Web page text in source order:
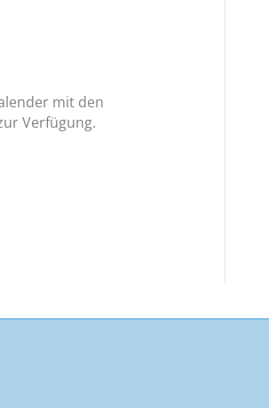
mit den
Verfügung.